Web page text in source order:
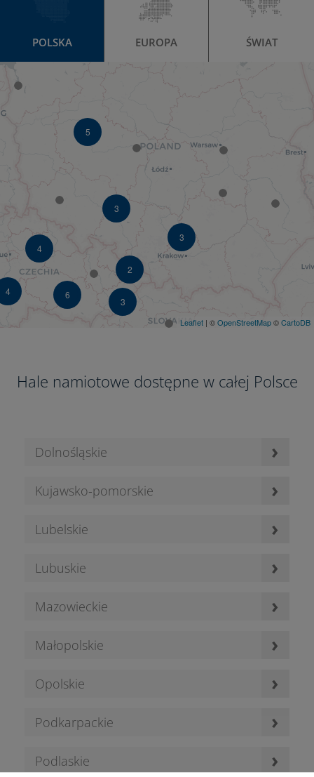
3
3
3
5
2
4
4
6
Leaflet | ©OpenStreetMap©CartoDB
POLSKA EUROPA ŚWIAT
Hale namiotowe dostępne w całej Polsce
Dolnośląskie ›
Kujawsko-pomorskie ›
Lubelskie ›
Lubuskie ›
Mazowieckie ›
Małopolskie ›
Opolskie ›
Podkarpackie ›
Podlaskie ›